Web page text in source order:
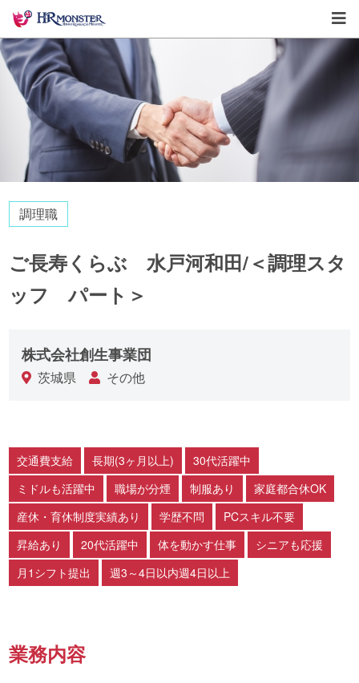
調理職
ご長寿くらぶ 水戸河和田/＜調理スタ
ッフ パート＞
株式会社創生事業団
茨城県 その他
交通費支給 長期(3ヶ月以上)
30代活躍中
ミドルも活躍中
職場が分煙 制服あり
家庭都合休OK
産休・育休制度実績あり
学歴不問
PCスキル不要
昇給あり
20代活躍中 体を動かす仕事
シニアも応援
月1シフト提出
週3～4日以内週4日以上
業務内容